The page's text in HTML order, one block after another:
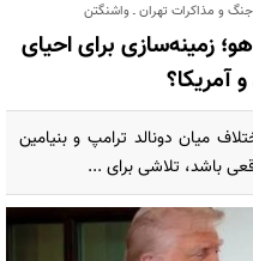
و مذاکرات تهران ـ واشنگتن
زمینه‌سازی برای احیای
آمریکا؟
میان دونالد ترامپ و بنیامین
باشد، تلاشی برای ...